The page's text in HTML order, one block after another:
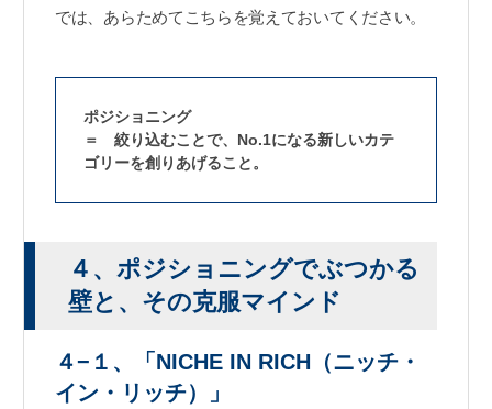
では、あらためてこちらを覚えておいてください。
ポジショニング
＝ 絞り込むことで、No.1になる新しいカテ
ゴリーを創りあげること。
４、ポジショニングでぶつかる
壁と、その克服マインド
４−１、「NICHE IN RICH（ニッチ・
イン・リッチ）」